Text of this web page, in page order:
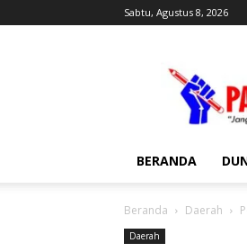
Sabtu, Agustus 8, 2026
BERANDA
Beranda Daerah
Daerah